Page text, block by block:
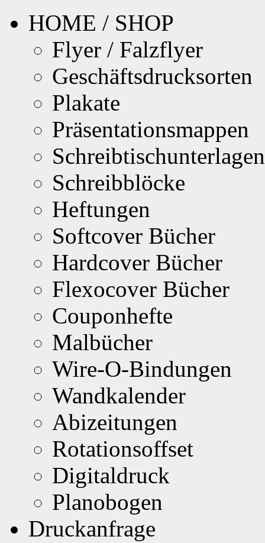
HOME / SHOP
Flyer / Falzflyer
Geschäftsdrucksorten
Plakate
Präsentationsmappen
Schreibtischunterlagen
Schreibblöcke
Heftungen
Softcover Bücher
Hardcover Bücher
Flexocover Bücher
Couponhefte
Malbücher
Wire-O-Bindungen
Wandkalender
Abizeitungen
Rotationsoffset
Digitaldruck
Planobogen
Druckanfrage